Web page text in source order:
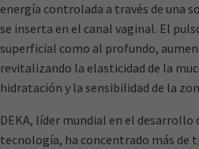
energía controlada a través de una
se inserta en el canal vaginal. El
superficial como al profundo,
revitalizando la elasticidad de la
hidratación y la sensibilidad de la
DEKA, líder mundial en el desarrollo
tecnología, ha concentrado más de